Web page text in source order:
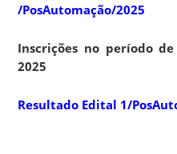
/PosAutomação/2025
Inscrições no período
2025
Resultado Edital 1/